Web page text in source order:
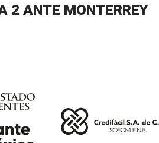
2 ANTE MONTERREY